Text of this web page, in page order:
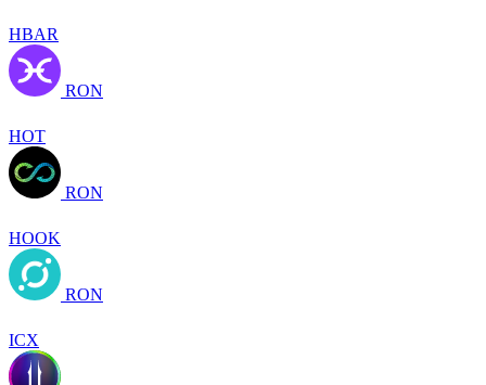
HBAR
RON
HOT
RON
HOOK
RON
ICX